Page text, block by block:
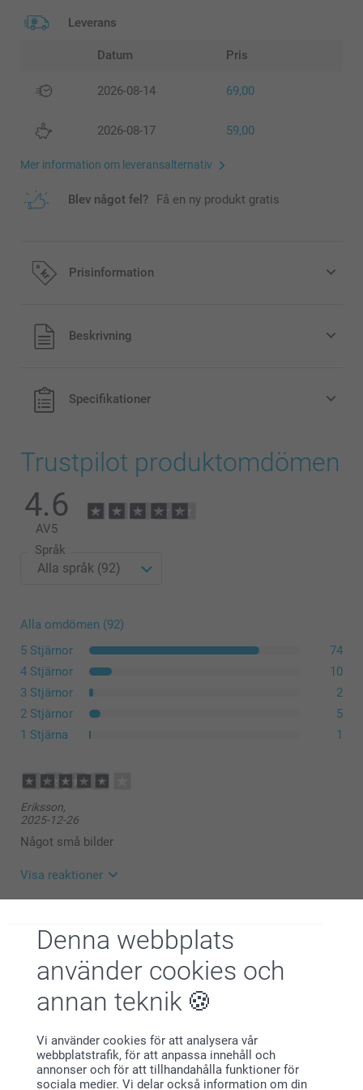
Denna webbplats
använder cookies och
annan teknik
Vi använder cookies för att analysera vår
webbplatstrafik, för att anpassa innehåll och
annonser och för att tillhandahålla funktioner för
sociala medier. Vi delar också information om din
Leverans
Datum Pris
2026-08-14 69,00
2026-08-17 59,00
Mer information om leveransalternativ
Blev något fel? Få en ny produkt gratis
Prisinformation
Alla priser är i svenska kronor (SEK), inklusive moms och
exklusive porto.
Beskrivning
Specifikationer
Frostat genomskinligt glas (Liten & Stor)
Lock av bambu (stort)
Gummiband för att få en lufttät förslutning (Stor)
Trustpilot produktomdömen
4.6
AV5
Språk
Alla omdömen (92)
5 Stjärnor
74
4 Stjärnor
10
3 Stjärnor
2
2 Stjärnor
5
1 Stjärna
1
Eriksson,
2025-12-26
Något små bilder
Visa reaktioner
Hej
Tusen tack för ditt fina omdöme och ⭐️⭐️⭐️⭐️. Vad är
glada för att ha dig som kund💕
Varma hälsningar,
Pernilla @smartphoto
2025-12-15
Jätte fina
2025-12-15
11:19